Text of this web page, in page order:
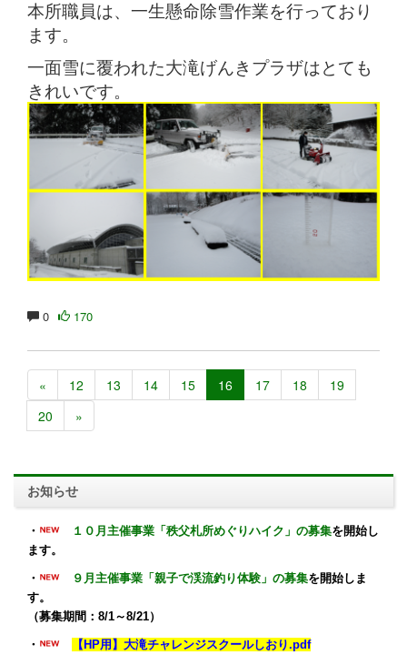
本所職員は、一生懸命除雪作業を行っており
ます。
一面雪に覆われた大滝げんきプラザはとても
きれいです。
0 170
« 12 13 14 15 16 17 18
19
20
»
お知らせ
・ １０月主催事業「秩父札所めぐりハイク」の募集を開始し
ます。
・ ９月主催事業「親子で渓流釣り体験」の募集を開始しま
す。
（募集期間：8/1～8/21）
・ 【HP用】大滝チャレンジスクールしおり.pdf